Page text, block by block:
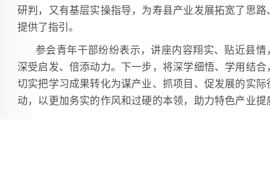
研判，又有基层实操指导，为寿县产业发展拓宽了思路
提供了指引。
参会青年干部纷纷表示，讲座内容翔实、贴近县情
深受启发、倍添动力。下一步，将深学细悟、学用结合
切实把学习成果转化为谋产业、抓项目、促发展的实际
动，以更加务实的作风和过硬的本领，助力特色产业提